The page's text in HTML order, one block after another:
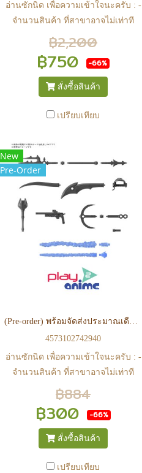
อ่านซักนิด เพื่อความเข้าใจนะครับ : -
จำนวนสินค้า ที่สาขาอาจไม่เท่าที
หน้า web ในบางเวลา เนื่องจากสินค้า
มีการเคลือนไหวตลอดเวลา หาก
สนใจซื้อที่สาขา สามารถ ตรวจสอบ
ได้ที่ 0815502600 หรือ
https://www.facebook.com/play2anime
หรือ Line Official Account
และแจ้งชำระเงินก่อน 22.00 น.
สินค้าจะถูกจัดส่งในวันรุ่งขึ้น (ยกเว้น
วันเสาร์ วันอาทิตย์ และวันหยุดนักขัต
ฤกษ์ หรือ ในกรณีสินค้าอยู่ที่สาขา
ต้องโอนกลับส่วนกลางเพื่อจัดส่ง) -
หากท่านทำรายการสั่งซื้อสำเร็จ
รบกวนรอ email จากทางร้าน เพื่อ
ยืนยันการมีสินค้า ก่อนการโอนเงิน
฿2,200
฿750 -66%
สั่งซื้อสินค้า
เปรียบเทียบ
New
Pre-Order
(Pre-order) พร้อมจัดส่งประมาณเดือน 09 ปี 2026 CUSTOMIZE WEAPONS （PIRATE WEAPON）
4573102742940
อ่านซักนิด เพื่อความเข้าใจนะครับ : -
จำนวนสินค้า ที่สาขาอาจไม่เท่าที
หน้า web ในบางเวลา เนื่องจากสินค้า
มีการเคลือนไหวตลอดเวลา หาก
สนใจซื้อที่สาขา สามารถ ตรวจสอบ
ได้ที่ 0815502600 หรือ
https://www.facebook.com/play2anime
หรือ Line Official Account
฿884
฿300 -66%
สั่งซื้อสินค้า
เปรียบเทียบ